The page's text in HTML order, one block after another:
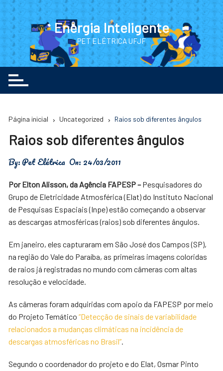
Ir
para
o
conteúdo
Energia Inteligente
PET ELÉTRICA UFJF
Página inicial Uncategorized Raios sob diferentes ângulos
Raios sob diferentes ângulos
By:Pet Elétrica On: 24/03/2011
Por Elton Alisson, da Agência FAPESP –Pesquisadores do
Grupo de Eletricidade Atmosférica (Elat) do Instituto Nacional
de Pesquisas Espaciais (Inpe) estão começando a observar
as descargas atmosféricas (raios) sob diferentes ângulos.
Em janeiro, eles capturaram em São José dos Campos (SP),
na região do Vale do Paraíba, as primeiras imagens coloridas
de raios já registradas no mundo com câmeras com altas
resolução e velocidade.
As câmeras foram adquiridas com apoio da FAPESP por meio
do Projeto Temático“Detecção de sinais de variabilidade
relacionados a mudanças climáticas na incidência de
descargas atmosféricas no Brasil”.
Segundo o coordenador do projeto e do Elat, Osmar Pinto